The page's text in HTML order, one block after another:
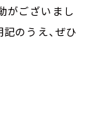
がございまし
のうえ、ぜひ